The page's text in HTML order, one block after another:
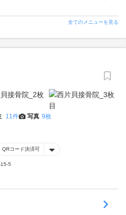
全てのメニューを見る
11件 写真 9枚
QRコード決済可
5